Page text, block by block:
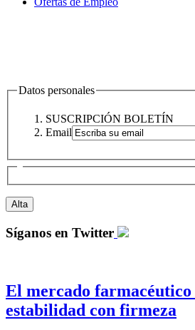
Datos personales
SUSCRIPCIÓN BOLETÍN
Email
Síganos en Twitter
El mercado farmacéutico
estabilidad con firmeza